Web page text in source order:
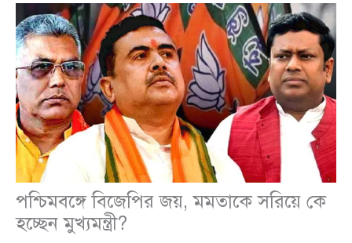
পশ্চিমবঙ্গে বিজেপির জয়, মমতাকে সরিয়ে কে
হচ্ছেন মুখ্যমন্ত্রী?